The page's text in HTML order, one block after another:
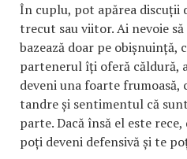
În cuplu, pot apărea discuții
trecut sau viitor. Ai nevoie
bazează doar pe obișnuință,
partenerul îți oferă căldură,
deveni una foarte frumoasă,
tandre și sentimentul că
parte. Dacă însă el este
poți deveni defensivă și te